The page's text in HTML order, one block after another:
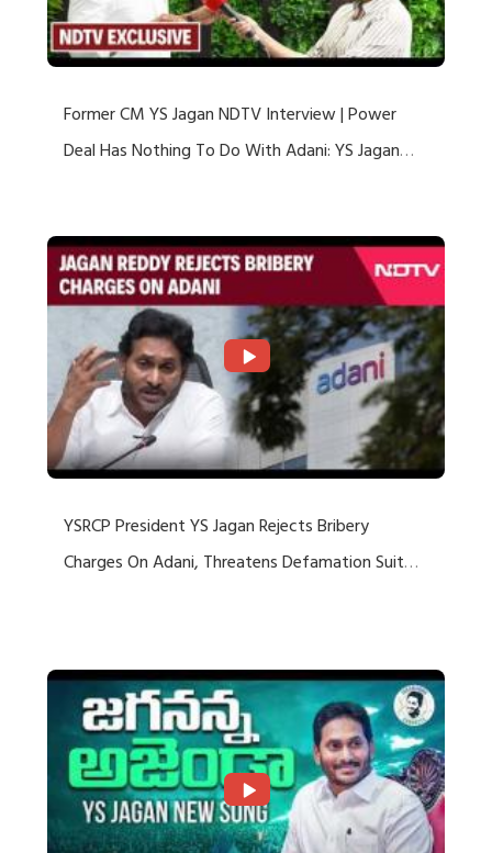
Former CM YS Jagan NDTV Interview | Power
Deal Has Nothing To Do With Adani: YS Jagan
YSRCP President YS Jagan Rejects Bribery
Charges On Adani, Threatens Defamation Suit